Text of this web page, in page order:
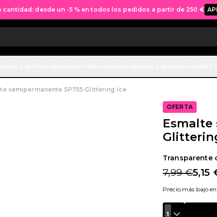
cantidad: desde un -5 % en todos los pedidos a partir de 250 €
semipermanente SP755 Glittering Ice
OFERTA
Esmalte
Transparente
7,99 €5,15
Precio más bajo
1